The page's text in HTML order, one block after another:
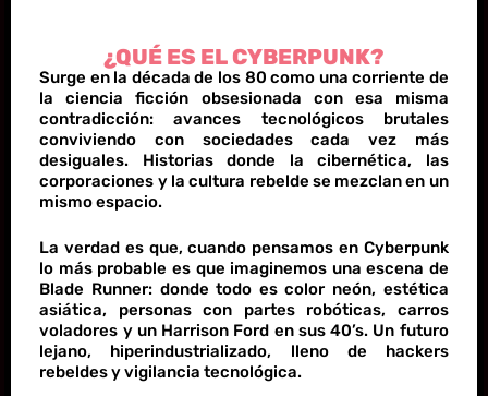
¿QUÉ ES EL CYBERPUNK?
Surge en la década de los 80 como una corriente de
la ciencia ficción obsesionada con esa misma
contradicción: avances tecnológicos brutales
conviviendo con sociedades cada vez más
desiguales. Historias donde la cibernética, las
corporaciones y la cultura rebelde se mezclan en un
mismo espacio.
La verdad es que, cuando pensamos en Cyberpunk
lo más probable es que imaginemos una escena de
Blade Runner: donde todo es color neón, estética
asiática, personas con partes robóticas, carros
voladores y un Harrison Ford en sus 40’s. Un futuro
lejano, hiperindustrializado, lleno de hackers
rebeldes y vigilancia tecnológica.